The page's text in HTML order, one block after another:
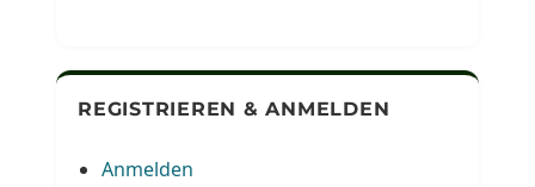
REGISTRIEREN & ANMELDEN
Anmelden